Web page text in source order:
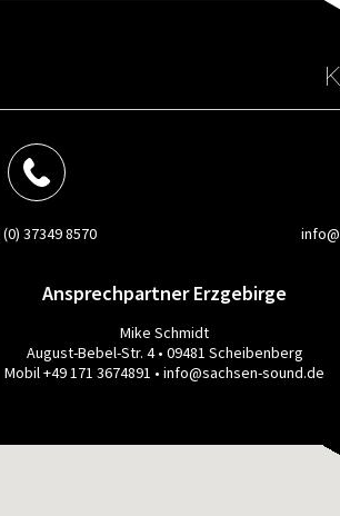
(0) 37349 8570
Ansprechpartner Erzgebirge
Mike Schmidt
August-Bebel-Str. 4 • 09481 Scheibenberg
Mobil +49 171 3674891 • info@sachsen-sound.de